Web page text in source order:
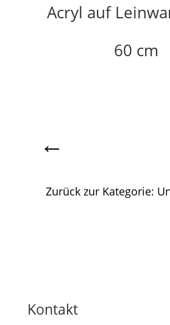
Acryl auf
60 cm
←
Zurück zur Kategorie:
Kontakt